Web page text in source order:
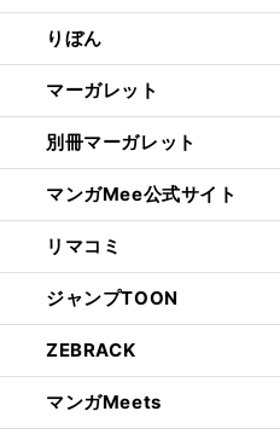
りぼん
マーガレット
別冊マーガレット
マンガMee公式サイト
リマコミ
ジャンプTOON
ZEBRACK
マンガMeets